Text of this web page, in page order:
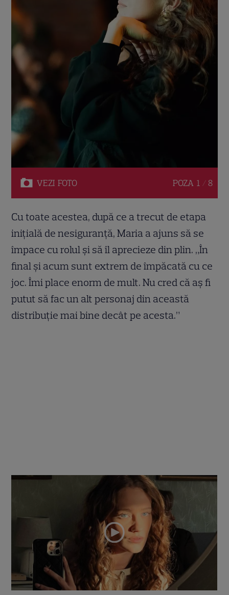
VEZI FOTO POZA 1 / 8
Cu toate acestea, după ce a trecut de etapa
inițială de nesiguranță, Maria a ajuns să se
împace cu rolul și să îl aprecieze din plin. „În
final și acum sunt extrem de împăcată cu ce
joc. Îmi place enorm de mult. Nu cred că aș fi
putut să fac un alt personaj din această
distribuție mai bine decât pe acesta.”